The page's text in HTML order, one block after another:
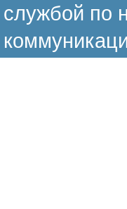
службой по